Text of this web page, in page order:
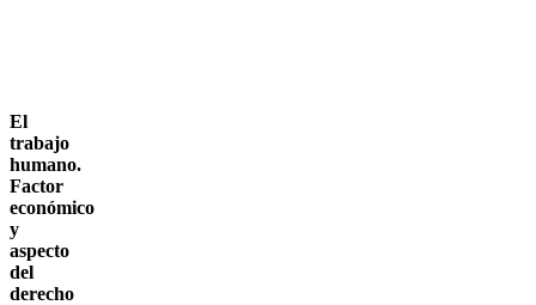
El
trabajo
humano.
Factor
económico
y
aspecto
del
derecho